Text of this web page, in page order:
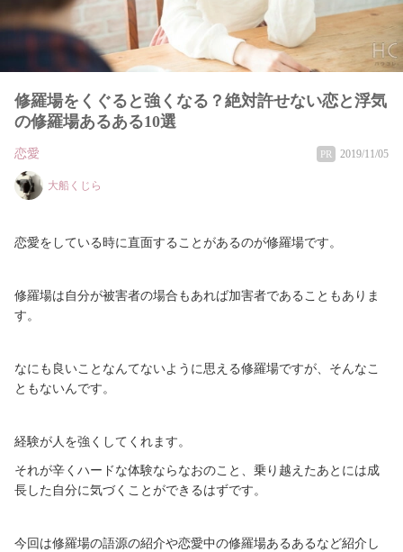
修羅場をくぐると強くなる？絶対許せない恋と浮気
の修羅場あるある10選
恋愛 PR 2019/11/05
大船くじら
恋愛をしている時に直面することがあるのが修羅場です。
修羅場は自分が被害者の場合もあれば加害者であることもありま
す。
なにも良いことなんてないように思える修羅場ですが、そんなこ
ともないんです。
経験が人を強くしてくれます。
それが辛くハードな体験ならなおのこと、乗り越えたあとには成
長した自分に気づくことができるはずです。
今回は修羅場の語源の紹介や恋愛中の修羅場あるあるなど紹介し